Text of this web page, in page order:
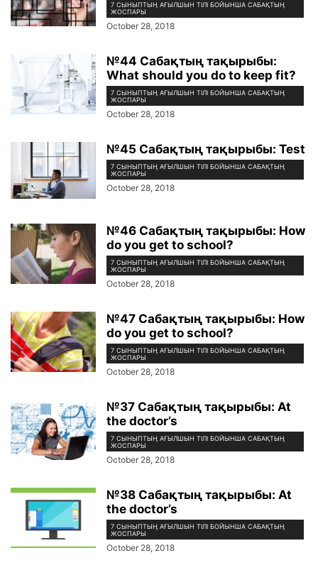
7 СЫНЫПТЫҢ АҒЫЛШЫН ТІЛІ БОЙЫНША САБАҚТЫҢ
ЖОСПАРЫ
October 28, 2018
№44 Сабақтың тақырыбы:
What should you do to keep fit?
7 СЫНЫПТЫҢ АҒЫЛШЫН ТІЛІ БОЙЫНША САБАҚТЫҢ
ЖОСПАРЫ
October 28, 2018
№45 Сабақтың тақырыбы: Test
7 СЫНЫПТЫҢ АҒЫЛШЫН ТІЛІ БОЙЫНША САБАҚТЫҢ
ЖОСПАРЫ
October 28, 2018
№46 Сабақтың тақырыбы: How
do you get to school?
7 СЫНЫПТЫҢ АҒЫЛШЫН ТІЛІ БОЙЫНША САБАҚТЫҢ
ЖОСПАРЫ
October 28, 2018
№47 Сабақтың тақырыбы: How
do you get to school?
7 СЫНЫПТЫҢ АҒЫЛШЫН ТІЛІ БОЙЫНША САБАҚТЫҢ
ЖОСПАРЫ
October 28, 2018
№37 Сабақтың тақырыбы: At
the doctor’s
7 СЫНЫПТЫҢ АҒЫЛШЫН ТІЛІ БОЙЫНША САБАҚТЫҢ
ЖОСПАРЫ
October 28, 2018
№38 Сабақтың тақырыбы: At
the doctor’s
7 СЫНЫПТЫҢ АҒЫЛШЫН ТІЛІ БОЙЫНША САБАҚТЫҢ
ЖОСПАРЫ
October 28, 2018